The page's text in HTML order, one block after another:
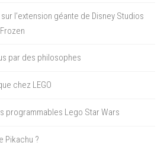
l’extension géante de Disney Studios
par des philosophes
chez LEGO
programmables Lego Star Wars
Pikachu ?